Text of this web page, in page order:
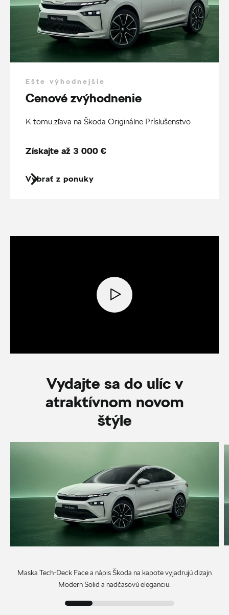
Ešte výhodnejšie
Cenové zvýhodnenie
K tomu zľava na Škoda Originálne Príslušenstvo
Získajte až 3 000 €
Vybrať z ponuky
Vydajte sa do ulíc v
atraktívnom novom
štýle
Maska Tech-Deck Face a nápis Škoda na kapote vyjadrujú dizajn
Modern Solid a nadčasovú eleganciu.